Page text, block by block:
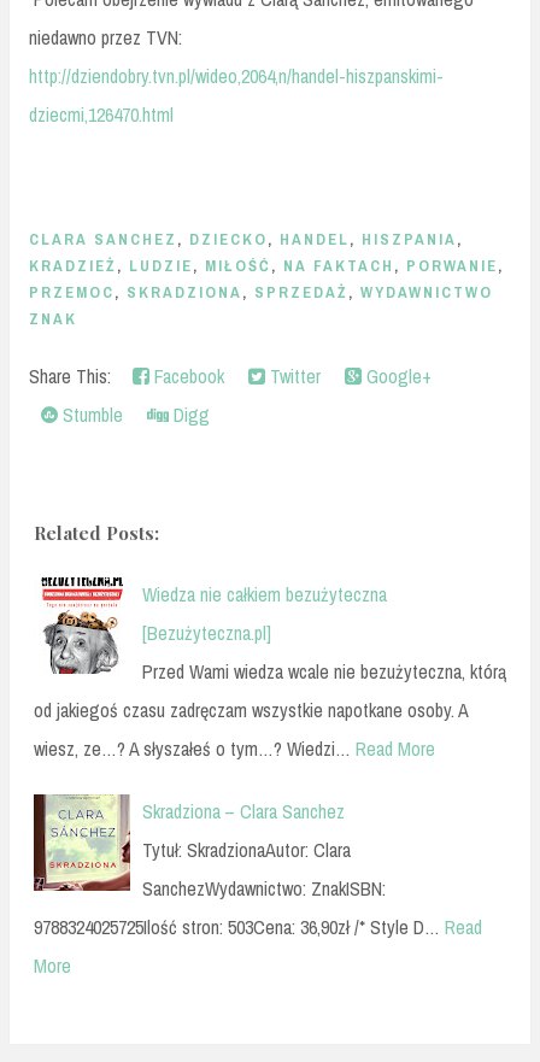
niedawno przez TVN:
http://dziendobry.tvn.pl/wideo,2064,n/handel-hiszpanskimi-
dziecmi,126470.html
CLARA SANCHEZ , DZIECKO, HANDEL, HISZPANIA,
KRADZIEŻ, LUDZIE, MIŁOŚĆ , NA FAKTACH , PORWANIE,
PRZEMOC, SKRADZIONA, SPRZEDAŻ, WYDAWNICTWO
ZNAK
Share This: Facebook Twitter
Google+
Stumble
Digg
Related Posts:
Wiedza nie całkiem bezużyteczna
[Bezużyteczna.pl]
Przed Wami wiedza wcale nie bezużyteczna, którą
od jakiegoś czasu zadręczam wszystkie napotkane osoby. A
wiesz, ze…? A słyszałeś o tym…? Wiedzi… Read More
Skradziona – Clara Sanchez
Tytuł: SkradzionaAutor: Clara
SanchezWydawnictwo: ZnakISBN:
9788324025725Ilość stron: 503Cena: 36,90zł /* Style D… Read
More